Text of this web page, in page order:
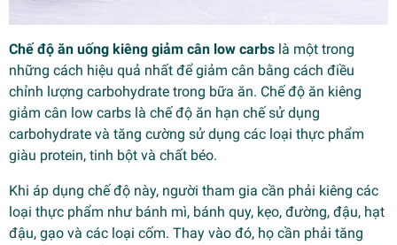
Chế độ ăn uống kiêng giảm cân low carbs là một trong
những cách hiệu quả nhất để giảm cân bằng cách điều
chỉnh lượng carbohydrate trong bữa ăn. Chế độ ăn kiêng
giảm cân low carbs là chế độ ăn hạn chế sử dụng
carbohydrate và tăng cường sử dụng các loại thực phẩm
giàu protein, tinh bột và chất béo.
Khi áp dụng chế độ này, người tham gia cần phải kiêng các
loại thực phẩm như bánh mì, bánh quy, kẹo, đường, đậu, hạt
đậu, gạo và các loại cốm. Thay vào đó, họ cần phải tăng